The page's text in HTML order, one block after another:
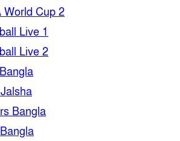
World Cup 2
Live 1
Live 2
Bangla